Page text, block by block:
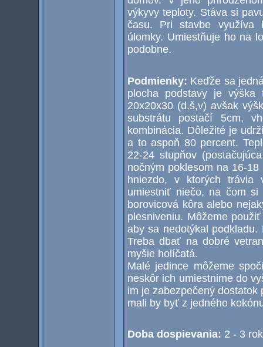
výkyvy teploty. Stáva si
času. Pri stavbe využíva
úlomky. Umiestňuje ho na
podobne.
Podmienky: Keďže sa
plocha podstavy je výška
20x20x30 (d,š,v) avšak
substrátu postačí 5cm,
kombinácia. Dôležité je
a to aspoň 80 percent.
22-24 stupňov
nočným poklesom na 16-
hniezdo, v ktorých
umiestniť niečo, na čom
borovicová kôra alebo
plesniveniu. Môžeme
aby sa nedotýkal
Treba dbať na dobré
myšie holíčatá.
Malé jedince môžeme
neskôr ich umiestnime do
im je zabezpečený
mali by byť z jedného
Doba dospievania: 2 - 3